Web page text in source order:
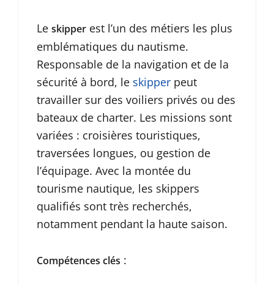
Le skipper est l’un des métiers les plus
emblématiques du nautisme.
Responsable de la navigation et de la
sécurité à bord, le skipper peut
travailler sur des voiliers privés ou des
bateaux de charter. Les missions sont
variées : croisières touristiques,
traversées longues, ou gestion de
l’équipage. Avec la montée du
tourisme nautique, les skippers
qualifiés sont très recherchés,
notamment pendant la haute saison.
Compétences clés :